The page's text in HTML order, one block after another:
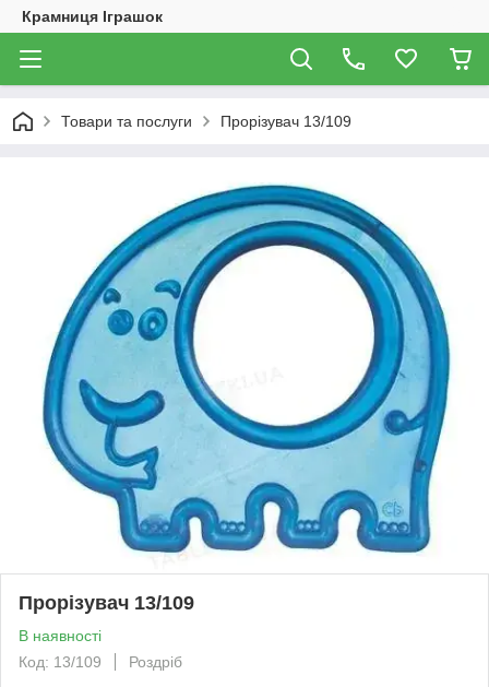
Крамниця Іграшок
Товари та послуги Прорізувач 13/109
Прорізувач 13/109
В наявності
Код: 13/109
Роздріб